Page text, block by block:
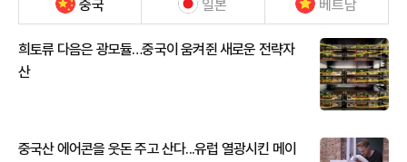
중국 일본 베트남
희토류 다음은 광모듈…중국이 움켜쥔 새로운 전략자
산
중국산 에어콘을 웃돈 주고 산다...유럽 열광시킨 메이